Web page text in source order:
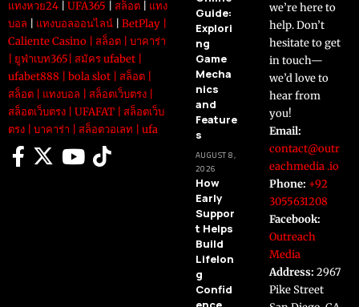
แทงหวย24
UFA365 สล็อต
แทง
บอล
แทงบอลออนไลน์ BetPlay
Caliente Casino
สล็อต
บาคาร่า
ยูฟ่าเบท365 สมัคร ufabet
ufabet888
bola slot สล็อต
สล็อต
แทงบอล สล็อตเว็บตรง
สล็อตเว็บตรง
UFAFAT
สล็อตเว็บ
ตรง
บาคาร่า สล็อตวอเลท ufa
Guide:
Explori
ng
Game
Mecha
nics
and
Feature
s
AUGUST 8,
2026
How
Early
Suppor
t Helps
Build
Lifelon
g
Confid
we’re here to
help. Don’t
hesitate to get
in touch—
we’d love to
hear from
you!
Email:
contact@outr
eachmedia .io
Phone: +92
3055631208
Facebook:
Outreach
Media
Address: 2967
Pike Street